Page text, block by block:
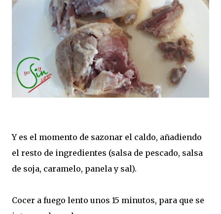
Y es el momento de sazonar el caldo, añadiendo
el resto de ingredientes (salsa de pescado, salsa
de soja, caramelo, panela y sal).
Cocer a fuego lento unos 15 minutos, para que se